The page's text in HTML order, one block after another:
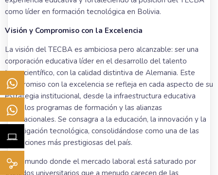
como líder en formación tecnológica en Bolivia.
Visión y Compromiso con la Excelencia
La visión del TECBA es ambiciosa pero alcanzable: ser una
corporación educativa líder en el desarrollo del talento
tecnocientífico, con la calidad distintiva de Alemania. Este
compromiso con la excelencia se refleja en cada aspecto de su
estrategia institucional, desde la infraestructura educativa
hasta los programas de formación y las alianzas
internacionales. Se consagra a la educación, la innovación y la
investigación tecnológica, consolidándose como una de las
instituciones más prestigiosas del país.
En un mundo donde el mercado laboral está saturado por
titulados universitarios que a menudo carecen de las